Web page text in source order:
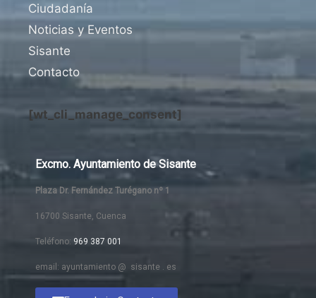
Ciudadanía
Noticias y Eventos
Sisante
Contacto
[wt_cli_manage_consent]
Excmo. Ayuntamiento de Sisante
Plaza Dr. Fernández Turégano nº 1
16700 Sisante, Cuenca
Teléfono: 969 387 001
email: ayuntamiento @ sisante . es